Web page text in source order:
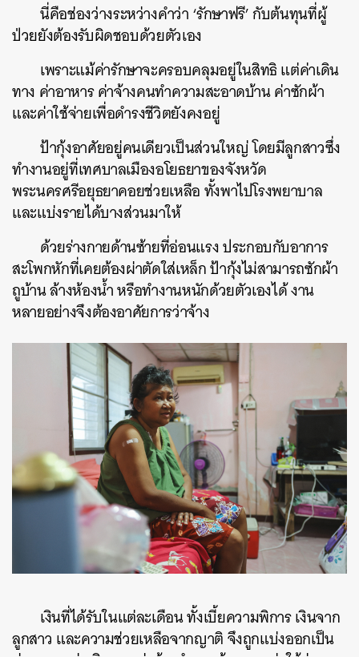
นี่คือช่องว่างระหว่างคำว่า ‘รักษาฟรี’ กับต้นทุนที่ผู้
ป่วยยังต้องรับผิดชอบด้วยตัวเอง
เพราะแม้ค่ารักษาจะครอบคลุมอยู่ในสิทธิ แต่ค่าเดิน
ทาง ค่าอาหาร ค่าจ้างคนทำความสะอาดบ้าน ค่าซักผ้า
และค่าใช้จ่ายเพื่อดำรงชีวิตยังคงอยู่
ป้ากุ้งอาศัยอยู่คนเดียวเป็นส่วนใหญ่ โดยมีลูกสาวซึ่ง
ทำงานอยู่ที่เทศบาลเมืองอโยธยาของจังหวัด
พระนครศรีอยุธยาคอยช่วยเหลือ ทั้งพาไปโรงพยาบาล
และแบ่งรายได้บางส่วนมาให้
ด้วยร่างกายด้านซ้ายที่อ่อนแรง ประกอบกับอาการ
สะโพกหักที่เคยต้องผ่าตัดใส่เหล็ก ป้ากุ้งไม่สามารถซักผ้า
ถูบ้าน ล้างห้องน้ำ หรือทำงานหนักด้วยตัวเองได้ งาน
หลายอย่างจึงต้องอาศัยการว่าจ้าง
เงินที่ได้รับในแต่ละเดือน ทั้งเบี้ยความพิการ เงินจาก
ลูกสาว และความช่วยเหลือจากญาติ จึงถูกแบ่งออกเป็น